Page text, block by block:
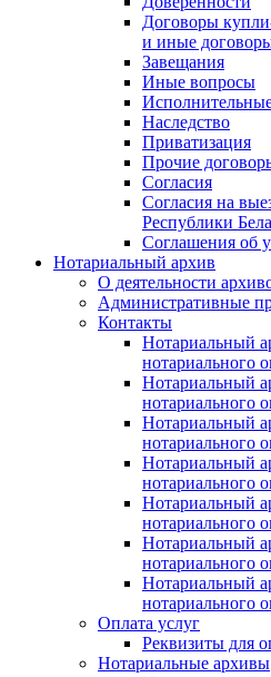
Договоры
и иные
Завещания
Иные вопросы
Наследство
Приватизация
Прочие
Согласия
Согласия на
Республики
Соглашения об
Нотариальный архив
О деятельности
Административные
Контакты
Нотариальный
нотариального
Нотариальный
нотариального
Нотариальный
нотариального
Нотариальный
нотариального
Нотариальный
нотариального
Нотариальный
нотариального
Нотариальный
нотариального
Оплата услуг
Реквизиты для
Нотариальные архивы